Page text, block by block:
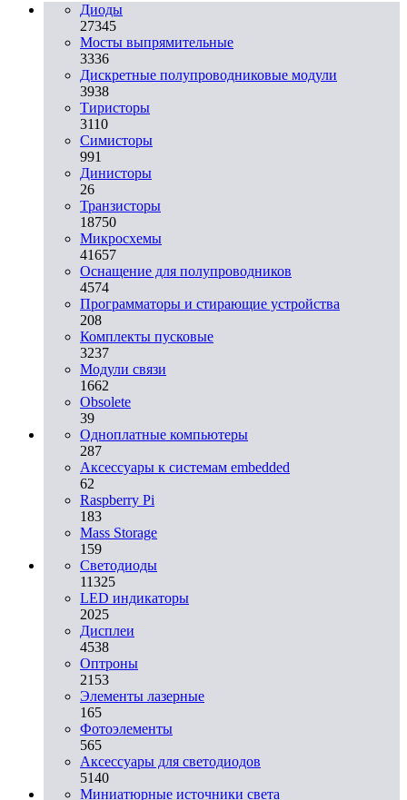
Диоды
27345
Мосты выпрямительные
3336
Дискретные полупроводниковые модули
3938
Тиристоры
3110
Симисторы
991
Динисторы
26
Транзисторы
18750
Микросхемы
41657
Оснащение для полупроводников
4574
Программаторы и стирающие устройства
208
Комплекты пусковые
3237
Модули связи
1662
Obsolete
39
Одноплатные компьютеры
287
Аксессуары к системам embedded
62
Raspberry Pi
183
Mass Storage
159
Светодиоды
11325
LED индикаторы
2025
Дисплеи
4538
Оптроны
2153
Элементы лазерные
165
Фотоэлементы
565
Аксессуары для светодиодов
5140
Миниатюрные источники света